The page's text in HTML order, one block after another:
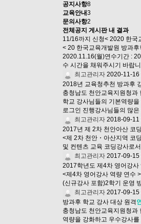
공지사항8
교육안내3
문의사항2
전체공지 게시판 내 결과
11/16까지 신청< 2020 한국
< 20 한국교육개발원 방과
2020.11.16(월)연수기간 :
수 시간을 채워주시기 바랍
최고관리자 2020-11-16
2018년 교육청추천 방과후
충청남도 천안교육지원청과
학교 강사님들의 기본역량
로그인 진행강사님들의 많
최고관리자 2018-09-11
2017년 제 2차 천안아산 코
<제 2차 천안・아산지역 코
및 컨텐츠 교육 코딩강사로
최고관리자 2017-09-15
2017학년도 제4차 영어강사
<제4차 영어강사 역량 연수
(신규강사 포함)2학기 운영
최고관리자 2017-09-15
방과후 학교 강사 대상 원격
충청남도 천안교육지원청과
역량을 강화하고 우수강사